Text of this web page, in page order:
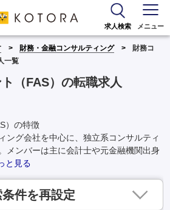
求人検索 メニュー
財務・金融コンサルティング
財務コ
一覧
（FAS）の転職求人
）の特徴
ング会社を中心に、独立系コンサルティ
メンバーは主に会計士や元金融機関出身
と見る
件を再設定